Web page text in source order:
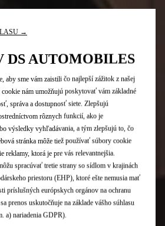
→
DS AUTOMOBILES
aby sme vám zaistili čo najlepší zážitok z našej
nám umožňujú poskytovať vám základné
správa a dostupnosť siete. Zlepšujú
rôznych funkcií, ako je
výsledky vyhľadávania, a tým zlepšujú to, čo
stránka môže tiež používať súbory cookie
reklamy, ktorá je pre vás relevantnejšia.
spracúvať tretie strany so sídlom v krajinách
priestoru (EHP), ktoré ešte nemusia mať
príslušných európskych orgánov na ochranu
prenos uskutočňuje na základe vášho súhlasu
a) nariadenia GDPR).